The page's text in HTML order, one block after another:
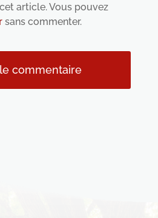
article. Vous pouvez
sans commenter.